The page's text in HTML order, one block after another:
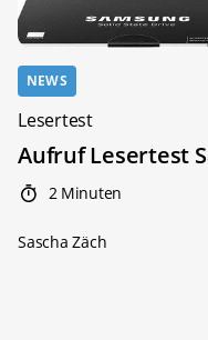
NEWS
Lesertest
Aufruf Lesertest
2 Minuten
Sascha Zäch